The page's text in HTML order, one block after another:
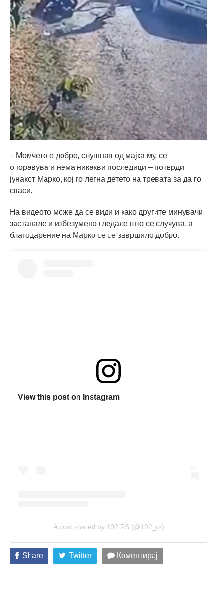
– Момчето е добро, слушнав од мајка му, се
опоравува и нема никакви последици – потврди
јунакот Марко, кој го легна детето на тревата за да го
спаси.
На видеото може да се види и како другите минувачи
застанале и избезумено гледале што се случува, а
благодарение на Марко се се завршило добро.
View this post on Instagram
A post shared by 192.RS (@192_rs)
Share Twitter Коментирај